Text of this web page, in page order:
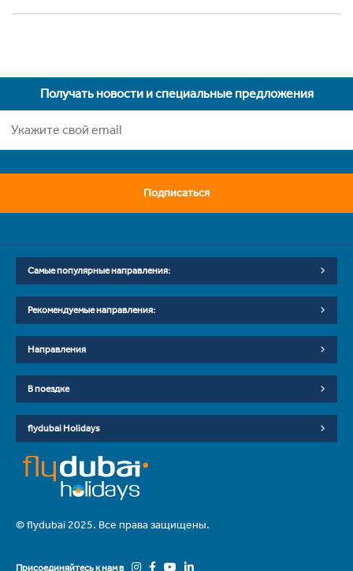
Получать новости и специальные предложения
Подписаться
Самые популярные направления:
Рекомендуемые направления:
Направления
В поездке
flydubai Holidays
© flydubai 2025. Все права защищены.
Присоединяйтесь к нам в